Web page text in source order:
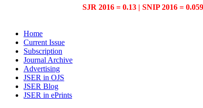
SJR 2016 = 0.13 | SNIP 2016 =
Home
Current Issue
Subscription
Journal Archive
Advertising
JSER in OJS
JSER Blog
JSER in ePrints